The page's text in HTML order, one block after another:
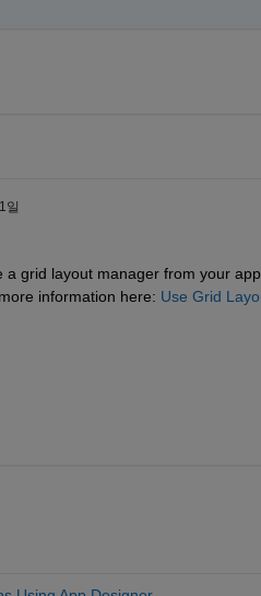
일
a grid layout manager from your
information here: Use Grid